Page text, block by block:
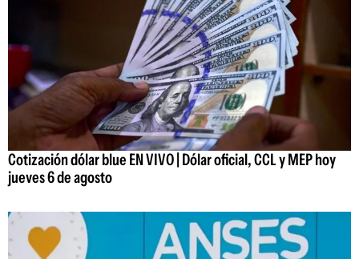
Cotización dólar blue EN VIVO | Dólar oficial, CCL y MEP hoy
jueves 6 de agosto